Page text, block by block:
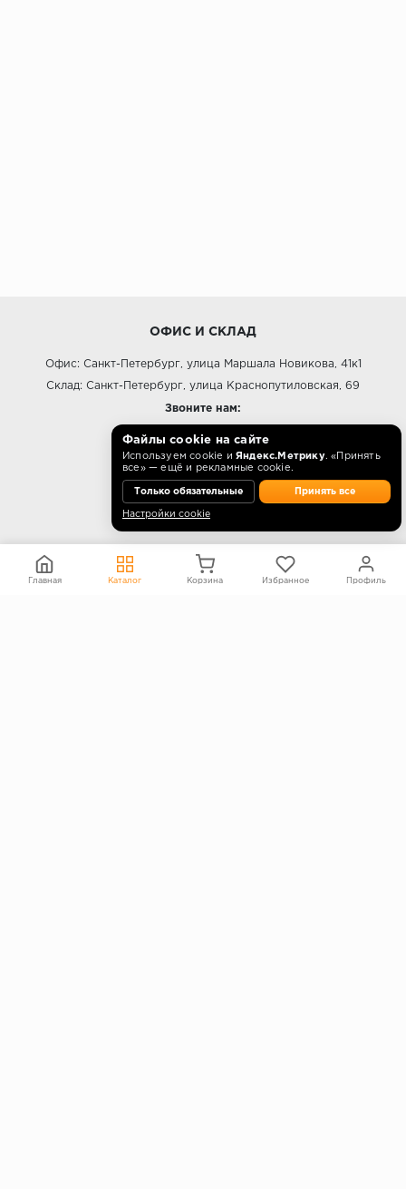
ОФИС И СКЛАД
Офис: Санкт-Петербург, улица Маршала Новикова, 41к1
Склад: Санкт-Петербург, улица Краснопутиловская, 69
Звоните нам:
Режим работы
10:00 - 18:00 пн-пт.
О КОМПАНИИ
Файлы cookie на сайте
Используем cookie и Яндекс.Метрику. «Принять
все» — ещё и рекламные cookie.
Только обязательные Принять все
Настройки cookie
Главная Каталог Корзина Избранное Профиль